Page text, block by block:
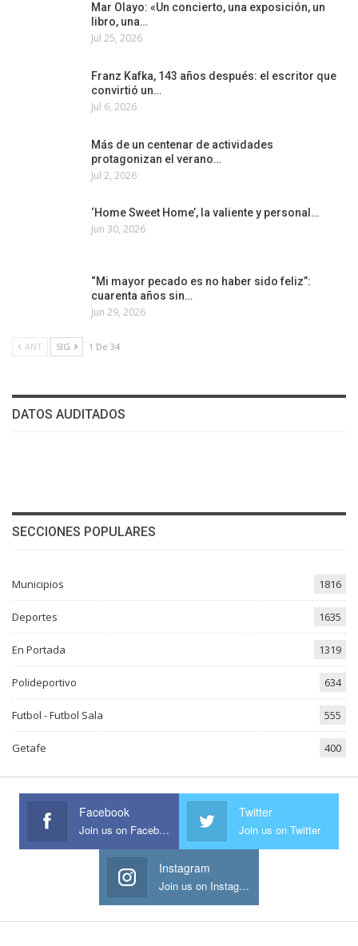
Mar Olayo: «Un concierto, una exposición, un
libro, una…
Jul 25, 2026
Franz Kafka, 143 años después: el escritor que
convirtió un…
Jul 6, 2026
Más de un centenar de actividades
protagonizan el verano…
Jul 2, 2026
‘Home Sweet Home’, la valiente y personal…
Jun 30, 2026
“Mi mayor pecado es no haber sido feliz”:
cuarenta años sin…
Jun 29, 2026
ANT SIG 1 De 34
DATOS AUDITADOS
SECCIONES POPULARES
Municipios 1816
Deportes 1635
En Portada 1319
Polideportivo 634
Futbol - Futbol Sala 555
Getafe 400
Facebook
Join us on Facebook
Twitter
Join us on Twitter
Instagram
Join us on Instagram